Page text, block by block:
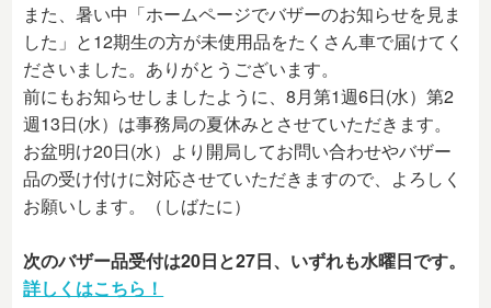
また、暑い中「ホームページでバザーのお知らせを見ま
した」と12期生の方が未使用品をたくさん車で届けてく
ださいました。ありがとうございます。
前にもお知らせしましたように、8月第1週6日(水）第2
週13日(水）は事務局の夏休みとさせていただきます。
お盆明け20日(水）より開局してお問い合わせやバザー
品の受け付けに対応させていただきますので、よろしく
お願いします。（しばたに）
次のバザー品受付は20日と27日、いずれも水曜日です。
詳しくはこちら！